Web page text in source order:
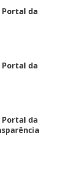
da
da
da